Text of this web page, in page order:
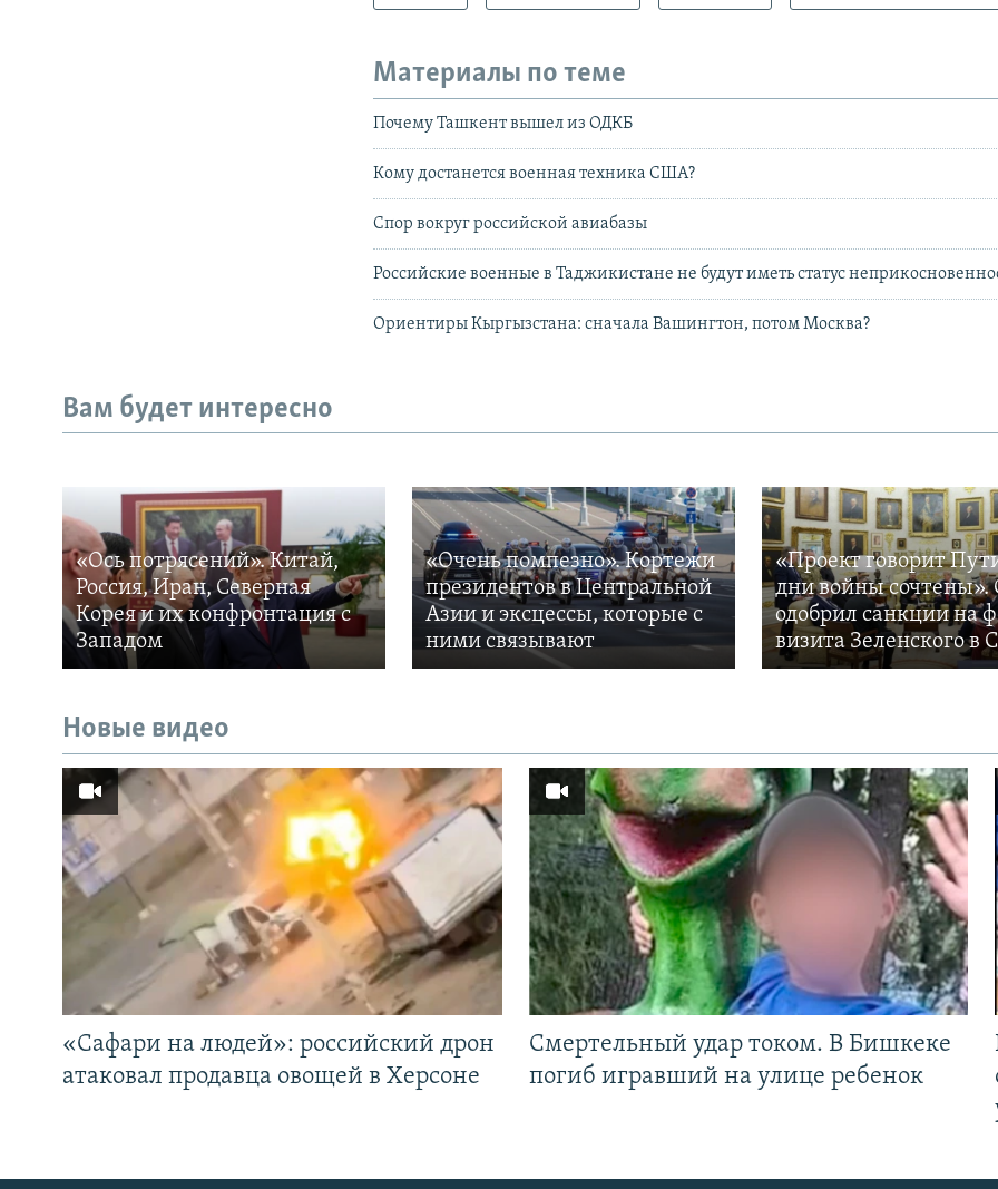
Материалы по теме
Почему Ташкент вышел из ОДКБ
Кому достанется военная техника США?
Спор вокруг российской авиабазы
Российские военные в Таджикистане не будут иметь статус
Ориентиры Кыргызстана: сначала Вашингтон, потом Москва?
Вам будет интересно
«Ось потрясений». Китай,
Россия, Иран, Северная
Корея и их конфронтация с
Западом
«Очень помпезно». Кортежи
президентов в Центральной
Азии и эксцессы, которые с
ними связывают
«Проект говорит
дни войны сочтены».
одобрил санкции на
визита Зеленского в
Новые видео
«Cафари на людей»: российский дрон
атаковал продавца овощей в Херсоне
Смертельный удар током. В Бишкеке
погиб игравший на улице ребенок